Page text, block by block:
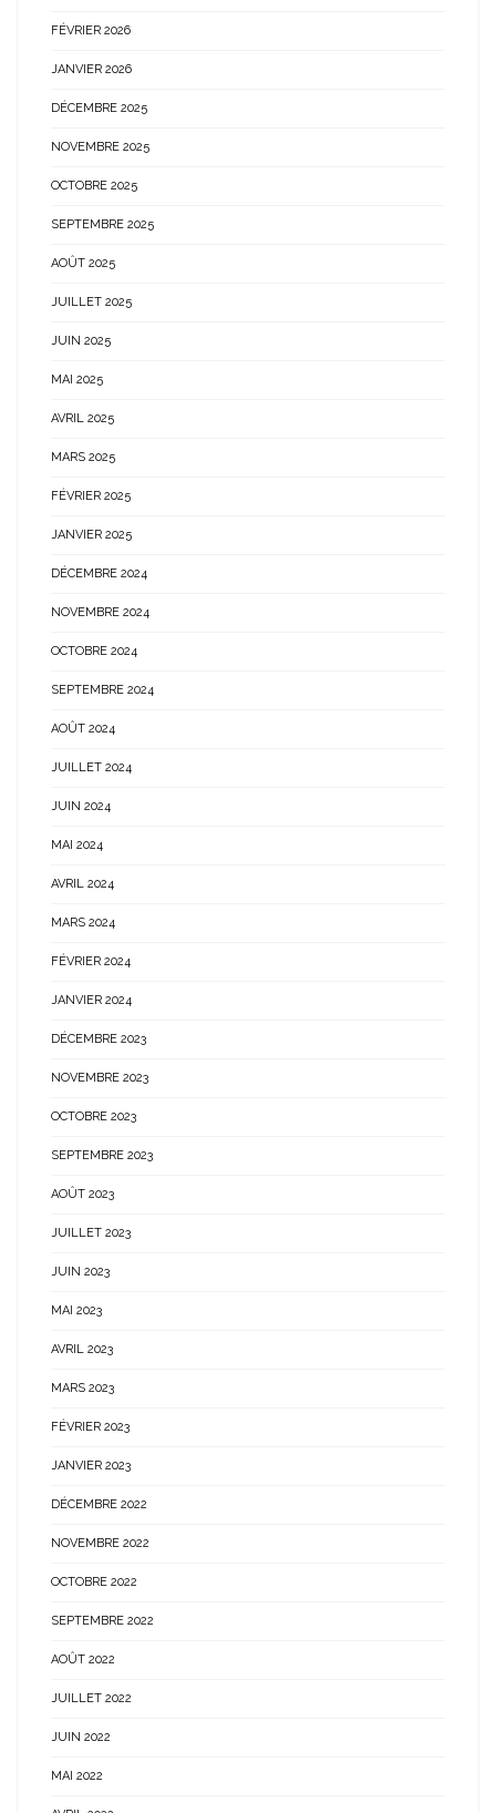
FÉVRIER 2026
JANVIER 2026
DÉCEMBRE 2025
NOVEMBRE 2025
OCTOBRE 2025
SEPTEMBRE 2025
AOÛT 2025
JUILLET 2025
JUIN 2025
MAI 2025
AVRIL 2025
MARS 2025
FÉVRIER 2025
JANVIER 2025
DÉCEMBRE 2024
NOVEMBRE 2024
OCTOBRE 2024
SEPTEMBRE 2024
AOÛT 2024
JUILLET 2024
JUIN 2024
MAI 2024
AVRIL 2024
MARS 2024
FÉVRIER 2024
JANVIER 2024
DÉCEMBRE 2023
NOVEMBRE 2023
OCTOBRE 2023
SEPTEMBRE 2023
AOÛT 2023
JUILLET 2023
JUIN 2023
MAI 2023
AVRIL 2023
MARS 2023
FÉVRIER 2023
JANVIER 2023
DÉCEMBRE 2022
NOVEMBRE 2022
OCTOBRE 2022
SEPTEMBRE 2022
AOÛT 2022
JUILLET 2022
JUIN 2022
MAI 2022